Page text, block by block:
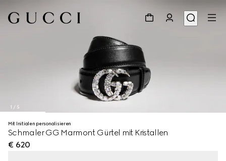
1 / 5
Mit Initialen personalisieren
Schmaler GG Marmont Gürtel mit Kristallen
€ 620